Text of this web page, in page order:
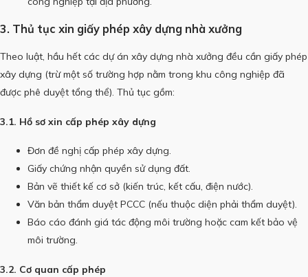
3. Thủ tục xin giấy phép xây dựng nhà xưởng
Theo luật, hầu hết các dự án xây dựng nhà xưởng đều cần giấy phép
xây dựng (trừ một số trường hợp nằm trong khu công nghiệp đã
được phê duyệt tổng thể). Thủ tục gồm:
3.1. Hồ sơ xin cấp phép xây dựng
Đơn đề nghị cấp phép xây dựng.
Giấy chứng nhận quyền sử dụng đất.
Bản vẽ thiết kế cơ sở (kiến trúc, kết cấu, điện nước).
Văn bản thẩm duyệt PCCC (nếu thuộc diện phải thẩm duyệt).
Báo cáo đánh giá tác động môi trường hoặc cam kết bảo vệ
môi trường.
3.2. Cơ quan cấp phép